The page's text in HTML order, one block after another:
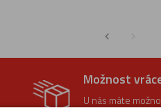
Možnost
U nás máte